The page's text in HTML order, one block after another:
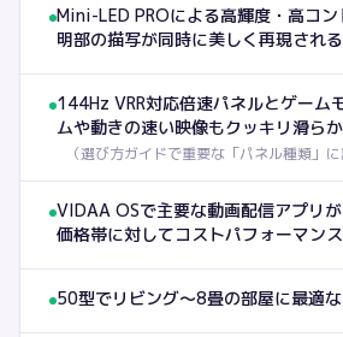
Mini-LED PROによる高輝度・高コン
明部の描写が同時に美しく再現される
144Hz VRR対応倍速パネルとゲーム
ムや動きの速い映像もクッキリ滑らか
（選び方ガイドで重要な「パネル種類」
VIDAA OSで主要な動画配信アプリが
価格帯に対してコストパフォーマン
50型でリビング〜8畳の部屋に最適